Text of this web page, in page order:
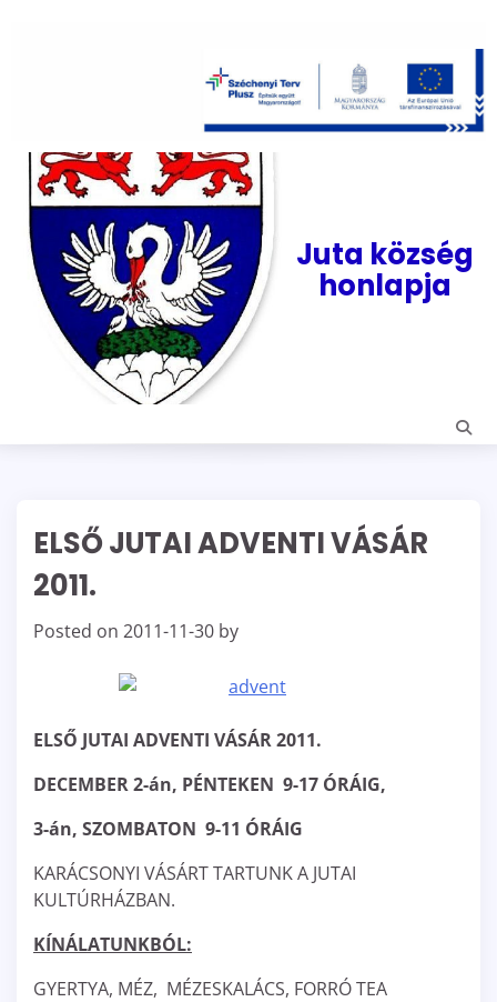
content
Juta község
honlapja
ELSŐ JUTAI ADVENTI VÁSÁR
2011.
Posted on 2011-11-30 by
ELSŐ JUTAI ADVENTI VÁSÁR 2011.
DECEMBER 2-án, PÉNTEKEN 9-17 ÓRÁIG,
3-án, SZOMBATON 9-11 ÓRÁIG
KARÁCSONYI VÁSÁRT TARTUNK A JUTAI
KULTÚRHÁZBAN.
KÍNÁLATUNKBÓL:
GYERTYA, MÉZ, MÉZESKALÁCS, FORRÓ TEA